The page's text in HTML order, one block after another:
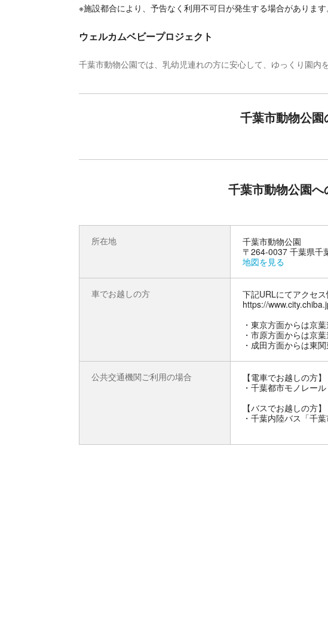
※施設都合により、予告なく利用不可日が発生する場合がありま
ウェルカムベビープロジェクト
千葉市動物公園では、乳幼児連れの方に安心して、ゆっくり園内
千葉市動物公園
千葉市動物公園へ
所在地
千葉市動物公園
〒264-0037 千葉県千
地図を見る
車でお越しの方
下記URLにてアクセス
https://
・東京方面からは京
・市原方面からは京
・成田方面からは東
公共交通機関ご利用の場合
【電車でお越しの方】
・千葉都市モノレー
【バスでお越しの方】
・千葉内陸バス「千